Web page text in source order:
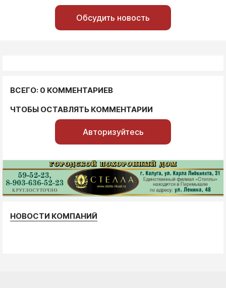
Обсудить новость
ВСЕГО: 0 КОММЕНТАРИЕВ
ЧТОБЫ ОСТАВЛЯТЬ КОММЕНТАРИИ
Авторизуйтесь
НОВОСТИ КОМПАНИЙ